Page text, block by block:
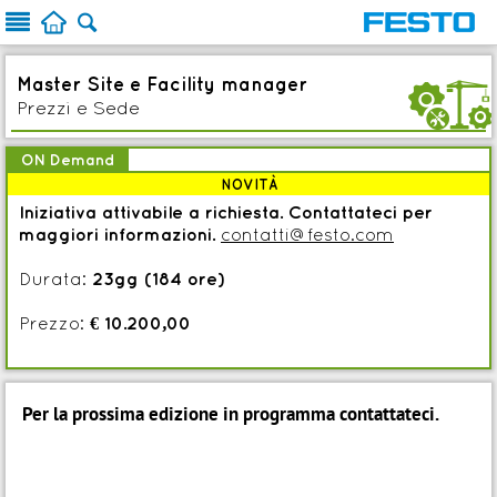
  
Per la prossima edizione in programma contattateci.
ON Demand
NOVITÀ
Iniziativa attivabile a richiesta. Contattateci per
maggiori informazioni. contatti@festo.com
Durata: 23gg (184 ore)
Prezzo: € 10.200,00
Master Site e Facility manager
Prezzi e Sede
c